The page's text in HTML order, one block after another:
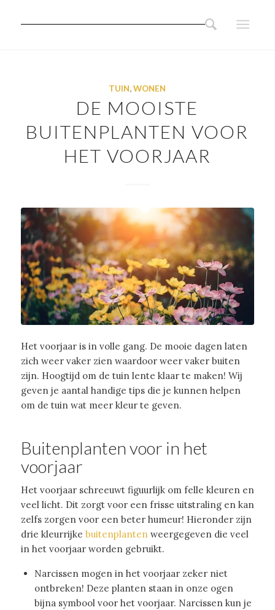
TUIN,WONEN
DE MOOISTE
BUITENPLANTEN VOOR
HET VOORJAAR
Het voorjaar is in volle gang. De mooie dagen laten
zich weer vaker zien waardoor weer vaker buiten
zijn. Hoogtijd om de tuin lente klaar te maken! Wij
geven je aantal handige tips die je kunnen helpen
om de tuin wat meer kleur te geven.
Buitenplanten voor in het
voorjaar
Het voorjaar schreeuwt figuurlijk om felle kleuren en
veel licht. Dit zorgt voor een frisse uitstraling en kan
zelfs zorgen voor een beter humeur! Hieronder zijn
drie kleurrijke buitenplantenweergegeven die veel
in het voorjaar worden gebruikt.
Narcissen mogen in het voorjaar zeker niet
ontbreken! Deze planten staan in onze ogen
bijna symbool voor het voorjaar. Narcissen kun je